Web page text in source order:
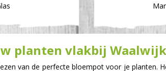
planten vlakbij
van de perfecte bloempot voor je